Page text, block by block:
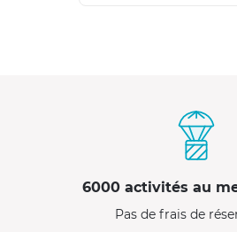
6000 activités au
Pas de frais de